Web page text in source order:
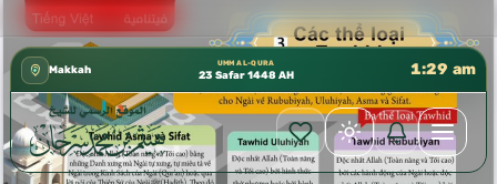
كتب الشيخ هيثم سرحان حفظه الله متوفرة مجانًا في ✦
Makkah
UMM AL-QURA
23 Safar 1448 AH 1:29 am